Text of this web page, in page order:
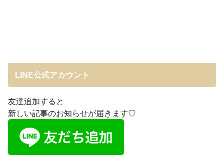
LINE公式アカウント
友達追加すると
新しい記事のお知らせが届きます♡